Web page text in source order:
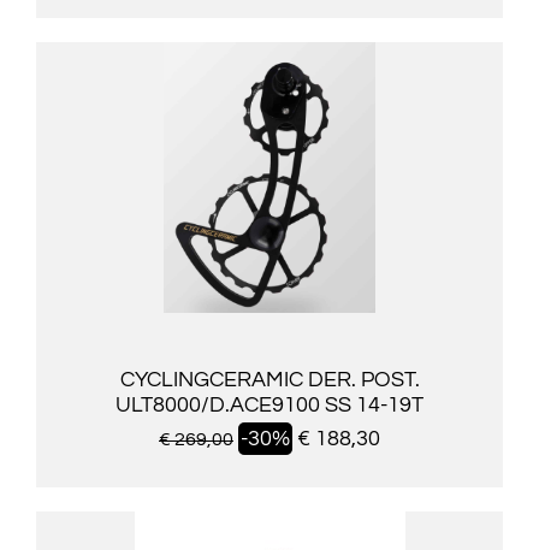
CYCLINGCERAMIC DER. POST.
ULT8000/D.ACE9100 SS 14-19T
€ 269,00 -30% € 188,30